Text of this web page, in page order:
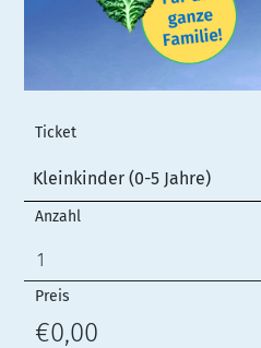
Ticket
Kleinkinder (0-5 Jahre)
Anzahl
Preis
€0,00